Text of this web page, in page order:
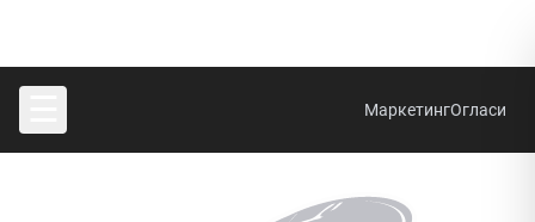
МаркетингОгласи